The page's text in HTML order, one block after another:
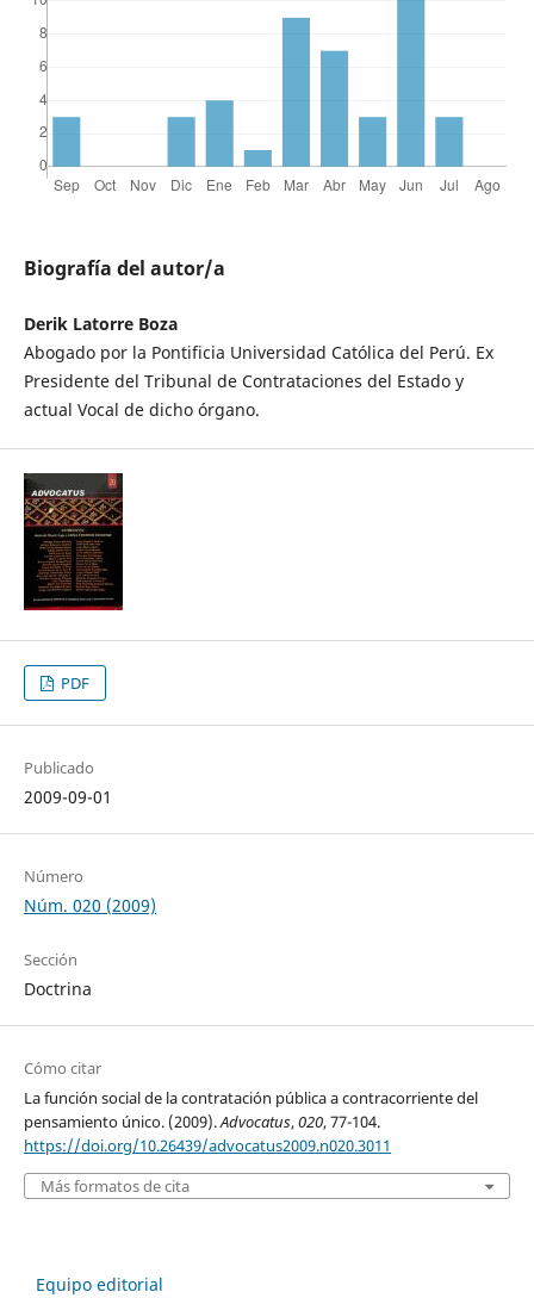
Biografía del autor/a
Derik Latorre Boza
Abogado por la Pontificia Universidad Católica del Perú. Ex
Presidente del Tribunal de Contrataciones del Estado y
actual Vocal de dicho órgano.
PDF
Publicado
2009-09-01
Número
Núm. 020 (2009)
Sección
Doctrina
Cómo citar
La función social de la contratación pública a contracorriente del
pensamiento único. (2009).Advocatus,020, 77-104.
https://doi.org/10.26439/advocatus2009.n020.3011
Más formatos de cita
Equipo editorial